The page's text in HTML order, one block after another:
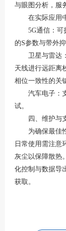
与眼图分析，服
在实际应用
5G通信 ：
的S参数与带外
卫星与雷达
天线进行远距离
相位一致性的关
汽车电子 ：
试。
四、维护与
为确保最佳
日常使用需注意
灰尘以保障散热
化控制与数据导
获取。